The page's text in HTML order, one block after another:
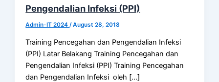
Pengendalian Infeksi (PPI)
Admin-IT 2024/August 28, 2018
Training Pencegahan dan Pengendalian Infeksi
(PPI) Latar Belakang Training Pencegahan dan
Pengendalian Infeksi (PPI) Training Pencegahan
dan Pengendalian Infeksi oleh […]